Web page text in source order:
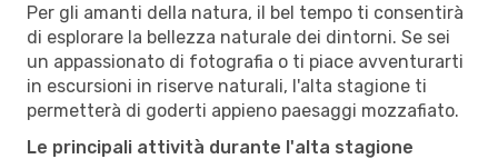
Per gli amanti della natura, il bel tempo ti consentirà
di esplorare la bellezza naturale dei dintorni. Se sei
un appassionato di fotografia o ti piace avventurarti
in escursioni in riserve naturali, l'alta stagione ti
permetterà di goderti appieno paesaggi mozzafiato.
Le principali attività durante l'alta stagione